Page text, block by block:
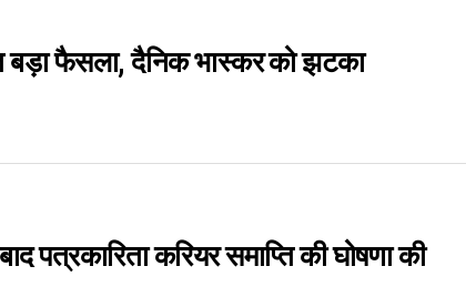
बड़ा फैसला, दैनिक भास्कर को झटका
करियर समाप्ति की घोषणा की